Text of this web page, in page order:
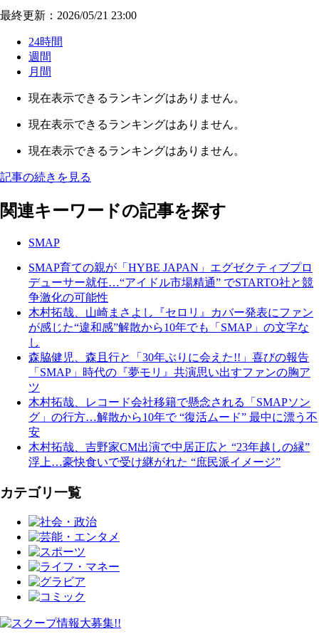
最終更新：2026/05/21 23:00
24時間
週間
月間
現在表示できるランキングはありません。
現在表示できるランキングはありません。
現在表示できるランキングはありません。
記事の続きを見る
関連キーワードの記事を探す
SMAP
SMAP育ての親が「HYBE JAPAN」エグゼクティブプロ
デューサー就任…“アイドル市場精通” でSTARTO社と競
争激化の可能性
木村拓哉、山崎まさよし『セロリ』カバー発表にファン
が感じた“違和感”解散から10年でも「SMAP」の文字な
し
森脇健児、森且行と「30年ぶりに会えた!!」喜びの報告
「SMAP」時代の『夢モリ』共演思い出すファンの胸ア
ツ
木村拓哉、レコード会社移籍で懸念される「SMAPソン
グ」の行方…解散から10年で “復活ムード” 最中に漂う不
安
木村拓哉、吉野家CM出演で中居正広と “23年越しの縁”
浮上…豪快食いで受け継がれた “庶民派イメージ”
カテゴリ一覧